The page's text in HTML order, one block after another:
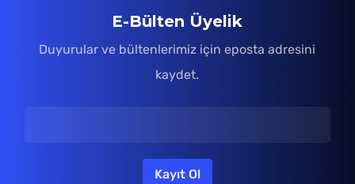
E-Bülten Üyelik
Duyurular ve bültenlerimiz için eposta adresini
kaydet.